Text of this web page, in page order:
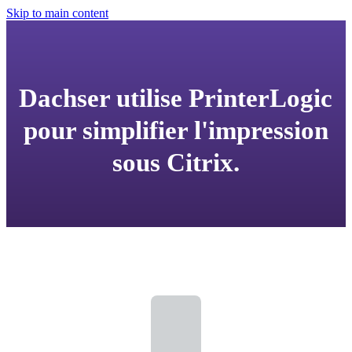
Skip to main content
Dachser utilise PrinterLogic
pour simplifier l'impression
sous Citrix.